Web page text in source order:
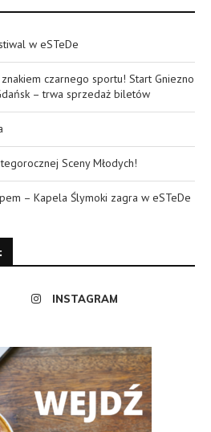
w eSTeDe
czarnego sportu! Start Gniezno
– trwa sprzedaż biletów
Sceny Młodych!
– Kapela Ślymoki zagra w eSTeDe
INSTAGRAM